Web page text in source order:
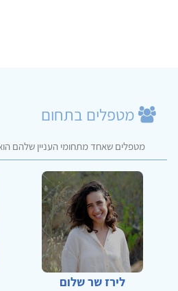
מטפלים בתחום
מטפלים שאחד מתחומי העניין שלהם
לירז שר שלום